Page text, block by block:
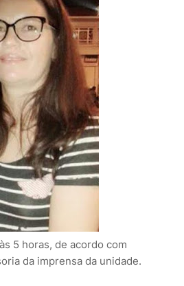
5 horas, de acordo com
da imprensa da unidade.